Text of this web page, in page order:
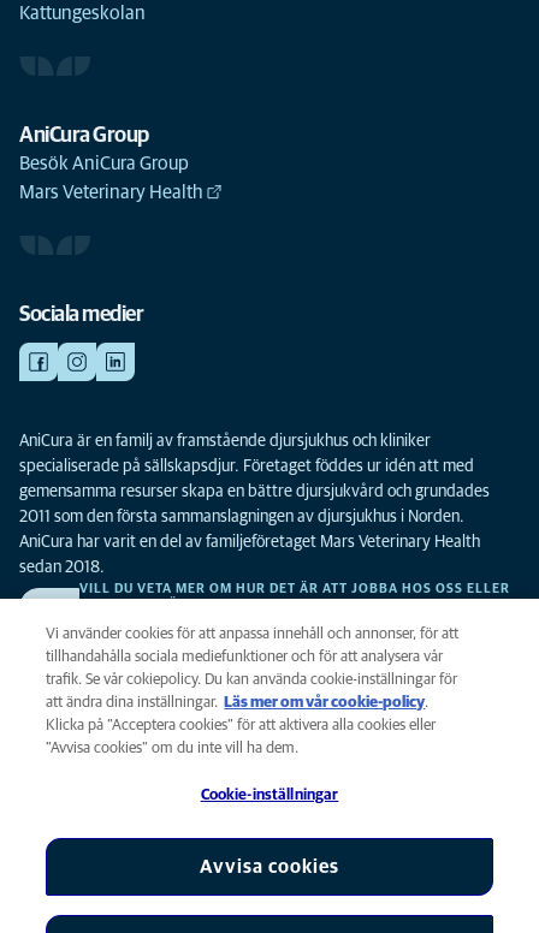
Kattungeskolan
AniCura Group
Besök AniCura Group
Mars Veterinary Health
Sociala medier
AniCura är en familj av framstående djursjukhus och kliniker
specialiserade på sällskapsdjur. Företaget föddes ur idén att med
gemensamma resurser skapa en bättre djursjukvård och grundades
2011 som den första sammanslagningen av djursjukhus i Norden.
AniCura har varit en del av familjeföretaget Mars Veterinary Health
sedan 2018.
VILL DU VETA MER OM HUR DET ÄR ATT JOBBA HOS OSS ELLER
Integritet
Legalt
AniCura är ett dotterbolag till Mars, Inc © 2026
Vi använder cookies för att anpassa innehåll och annonser, för att
tillhandahålla sociala mediefunktioner och för att analysera vår
trafik. Se vår cokiepolicy. Du kan använda cookie-inställningar för
att ändra dina inställningar.
Läs mer om vår cookie-policy(opens in a
new tab)
.
Klicka på ”Acceptera cookies” för att aktivera alla cookies eller
”Avvisa cookies” om du inte vill ha dem.
Cookie-inställningar
Avvisa cookies